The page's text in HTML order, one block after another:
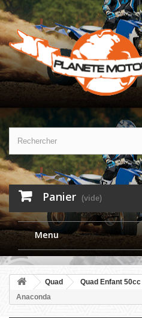
Panier (vide)
Menu
Quad Quad Enfant 50cc
Anaconda